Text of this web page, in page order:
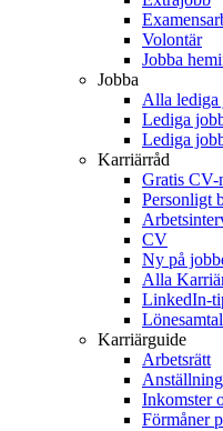
Volontär
Jobba
Jobba
Alla lediga
Lediga
Lediga
Karriärråd
Gratis CV-
Personligt
CV
Ny på
Alla
LinkedIn-
Karriärguide
Arbetsrätt
Inkomster
Förmåner